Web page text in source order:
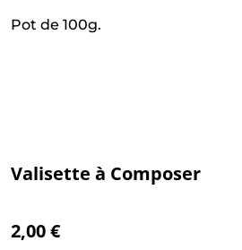
Pot de 100g.
Valisette à Composer
2,00 €